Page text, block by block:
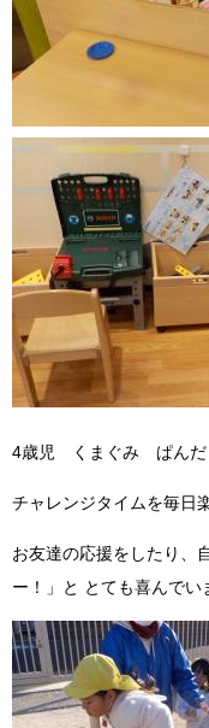
4歳児 くまぐみ ぱんだ
チャレンジタイムを毎日
お友達の応援をしたり、
ー！」と とても喜んでい